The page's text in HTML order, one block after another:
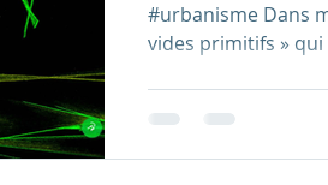
#urbanisme Dans
vides primitifs »